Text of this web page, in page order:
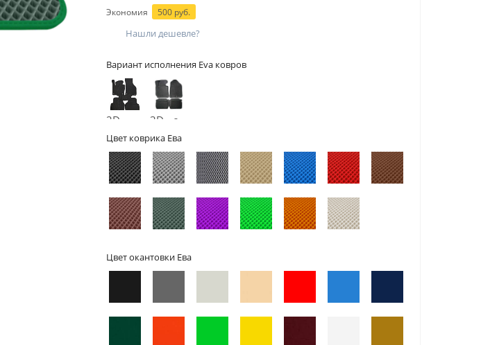
Экономия 500 руб.
Нашли дешевле?
Вариант исполнения Eva ковров
2D -
без
бортов
3D - с
бортами
Цвет коврика Ева
Цвет окантовки Ева